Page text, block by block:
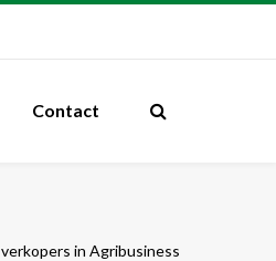
Contact
in Agribusiness